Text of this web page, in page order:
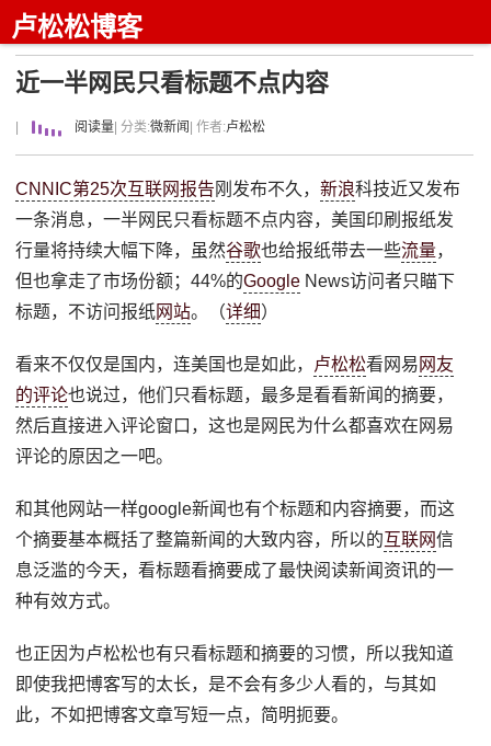
卢松松博客
近一半网民只看标题不点内容
阅读量 | 分类:微新闻 | 作者:卢松松
CNNIC第25次互联网报告刚发布不久，新浪科技近又发布
一条消息，一半网民只看标题不点内容，美国印刷报纸发
行量将持续大幅下降，虽然谷歌也给报纸带去一些流量，
但也拿走了市场份额；44%的Google News访问者只瞄下
标题，不访问报纸网站。（详细）
看来不仅仅是国内，连美国也是如此， 卢松松看网易 网友
的评论也说过，他们只看标题，最多是看看新闻的摘要，
然后直接进入评论窗口，这也是网民为什么都喜欢在网易
评论的原因之一吧。
和其他网站一样google新闻也有个标题和内容摘要，而这
个摘要基本概括了整篇新闻的大致内容，所以的互联网信
息泛滥的今天，看标题看摘要成了最快阅读新闻资讯的一
种有效方式。
也正因为卢松松也有只看标题和摘要的习惯，所以我知道
即使我把博客写的太长，是不会有多少人看的，与其如
此，不如把博客文章写短一点，简明扼要。